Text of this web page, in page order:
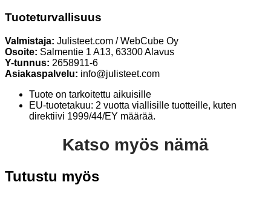
Tuoteturvallisuus
Valmistaja: Julisteet.com / WebCube Oy
Osoite: Salmentie 1 A13, 63300 Alavus
Y-tunnus: 2658911-6
Asiakaspalvelu: info@julisteet.com
Tuote on tarkoitettu aikuisille
EU-tuotetakuu: 2 vuotta viallisille tuotteille, kuten
direktiivi 1999/44/EY määrää.
Katso myös nämä
Tutustu myös